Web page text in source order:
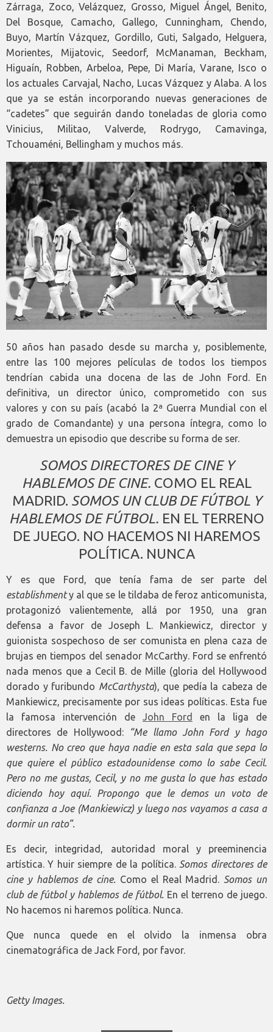
Zárraga, Zoco, Velázquez, Grosso, Miguel Ángel, Benito,
Del Bosque, Camacho, Gallego, Cunningham, Chendo,
Buyo, Martín Vázquez, Gordillo, Guti, Salgado, Helguera,
Morientes, Mijatovic, Seedorf, McManaman, Beckham,
Higuaín, Robben, Arbeloa, Pepe, Di María, Varane, Isco o
los actuales Carvajal, Nacho, Lucas Vázquez y Alaba. A los
que ya se están incorporando nuevas generaciones de
“cadetes” que seguirán dando toneladas de gloria como
Vinicius, Militao, Valverde, Rodrygo, Camavinga,
Tchouaméni, Bellingham y muchos más.
50 años han pasado desde su marcha y, posiblemente,
entre las 100 mejores películas de todos los tiempos
tendrían cabida una docena de las de John Ford. En
definitiva, un director único, comprometido con sus
valores y con su país (acabó la 2ª Guerra Mundial con el
grado de Comandante) y una persona íntegra, como lo
demuestra un episodio que describe su forma de ser.
SOMOS DIRECTORES DE CINE Y
HABLEMOS DE CINE. COMO EL REAL
MADRID. SOMOS UN CLUB DE FÚTBOL Y
HABLEMOS DE FÚTBOL. EN EL TERRENO
DE JUEGO. NO HACEMOS NI HAREMOS
POLÍTICA. NUNCA
Y es que Ford, que tenía fama de ser parte del
establishmenty al que se le tildaba de feroz anticomunista,
protagonizó valientemente, allá por 1950, una gran
defensa a favor de Joseph L. Mankiewicz, director y
guionista sospechoso de ser comunista en plena caza de
brujas en tiempos del senador McCarthy. Ford se enfrentó
nada menos que a Cecil B. de Mille (gloria del Hollywood
dorado y furibundo McCarthysta), que pedía la cabeza de
Mankiewicz, precisamente por sus ideas políticas. Esta fue
la famosa intervención de John Ford
en la liga de
directores de Hollywood:
“Me llamo John Ford y hago
westerns. No creo que haya nadie en esta sala que sepa lo
que quiere el público estadounidense como lo sabe Cecil.
Pero no me gustas, Cecil, y no me gusta lo que has estado
diciendo hoy aquí. Propongo que le demos un voto de
confianza a Joe (Mankiewicz) y luego nos vayamos a casa a
dormir un rato”.
Es decir, integridad, autoridad moral y preeminencia
artística. Y huir siempre de la política. Somos directores de
cine y hablemos de cine. Como el Real Madrid. Somos un
club de fútbol y hablemos de fútbol. En el terreno de juego.
No hacemos ni haremos política. Nunca.
Que nunca quede en el olvido la inmensa obra
cinematográfica de Jack Ford, por favor.
Getty Images.